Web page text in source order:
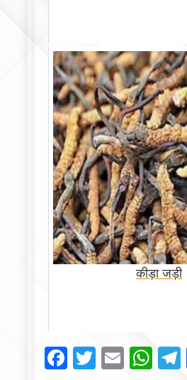
कीड़ा जड़ी
Facebook
Twitter
Email